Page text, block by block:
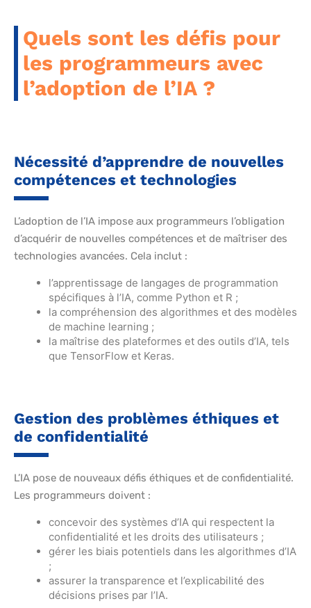
Quels sont les défis pour
les programmeurs avec
l’adoption de l’IA ?
Nécessité d’apprendre de nouvelles
compétences et technologies
L’adoption de l’IA impose aux programmeurs l’obligation
d’acquérir de nouvelles compétences et de maîtriser des
technologies avancées. Cela inclut :
l’apprentissage de langages de programmation
spécifiques à l’IA, comme Python et R ;
la compréhension des algorithmes et des modèles
de machine learning ;
la maîtrise des plateformes et des outils d’IA, tels
que TensorFlow et Keras.
Gestion des problèmes éthiques et
de confidentialité
L’IA pose de nouveaux défis éthiques et de confidentialité.
Les programmeurs doivent :
concevoir des systèmes d’IA qui respectent la
confidentialité et les droits des utilisateurs ;
gérer les biais potentiels dans les algorithmes d’IA
;
assurer la transparence et l’explicabilité des
décisions prises par l’IA.